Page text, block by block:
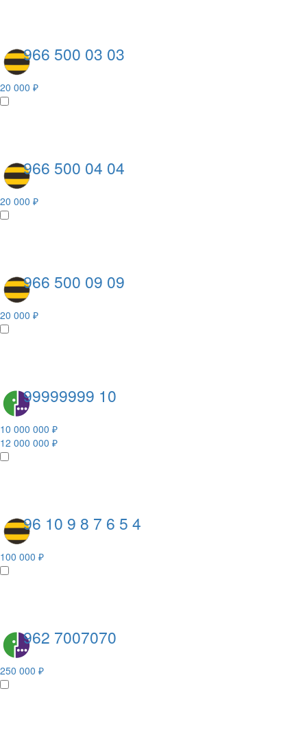
966 500 03 03
20 000 ₽
966 500 04 04
20 000 ₽
966 500 09 09
20 000 ₽
99999999 10
10 000 000 ₽
12 000 000 ₽
96 10 9 8 7 6 5 4
100 000 ₽
962 7007070
250 000 ₽